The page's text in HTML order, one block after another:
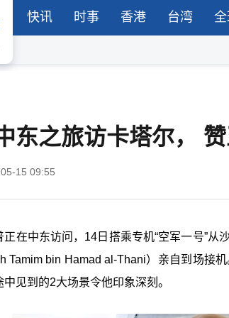
快讯 时事 香港 台湾
东之旅访卡塔尔，
15 09:55
正在中东访问，14日搭乘专机“空军一号”
Tamim bin Hamad al-Thani）亲自到场接
见到的2大场景令他印象深刻。